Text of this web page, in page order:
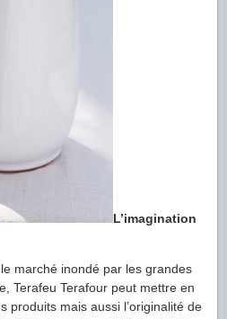
L’imagination
marché inondé par les grandes
Terafeu Terafour peut mettre en
produits mais aussi l’originalité de